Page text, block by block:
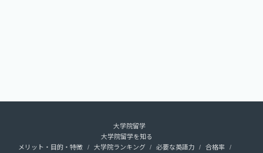
大学院留学
大学院留学を知る
メリット・目的・特徴
大学院ランキング 必要な英語力
合格率